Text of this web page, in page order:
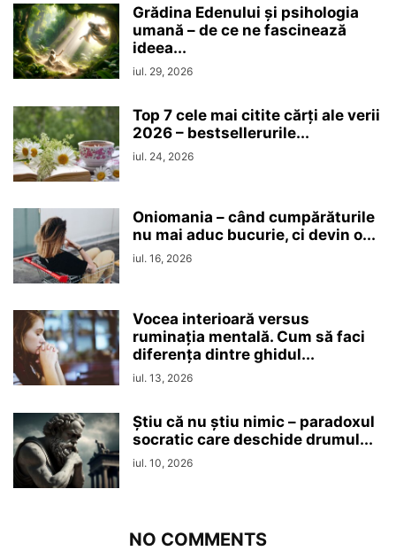
Grădina Edenului și psihologia
umană – de ce ne fascinează
ideea...
iul. 29, 2026
Top 7 cele mai citite cărți ale verii
2026 – bestsellerurile...
iul. 24, 2026
Oniomania – când cumpărăturile
nu mai aduc bucurie, ci devin o...
iul. 16, 2026
Vocea interioară versus
ruminaţia mentală. Cum să faci
diferența dintre ghidul...
iul. 13, 2026
Ştiu că nu ştiu nimic – paradoxul
socratic care deschide drumul...
iul. 10, 2026
NO COMMENTS